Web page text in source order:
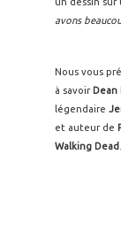
avons
Nous vous
à savoir Dean
légendaire
et auteur de
Walking Dead